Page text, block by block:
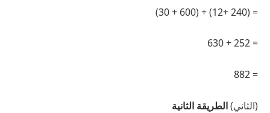
= (240 +12) + (600 + 30)
= 252 + 630
= 882
(الثاني)الطريقة الثانية